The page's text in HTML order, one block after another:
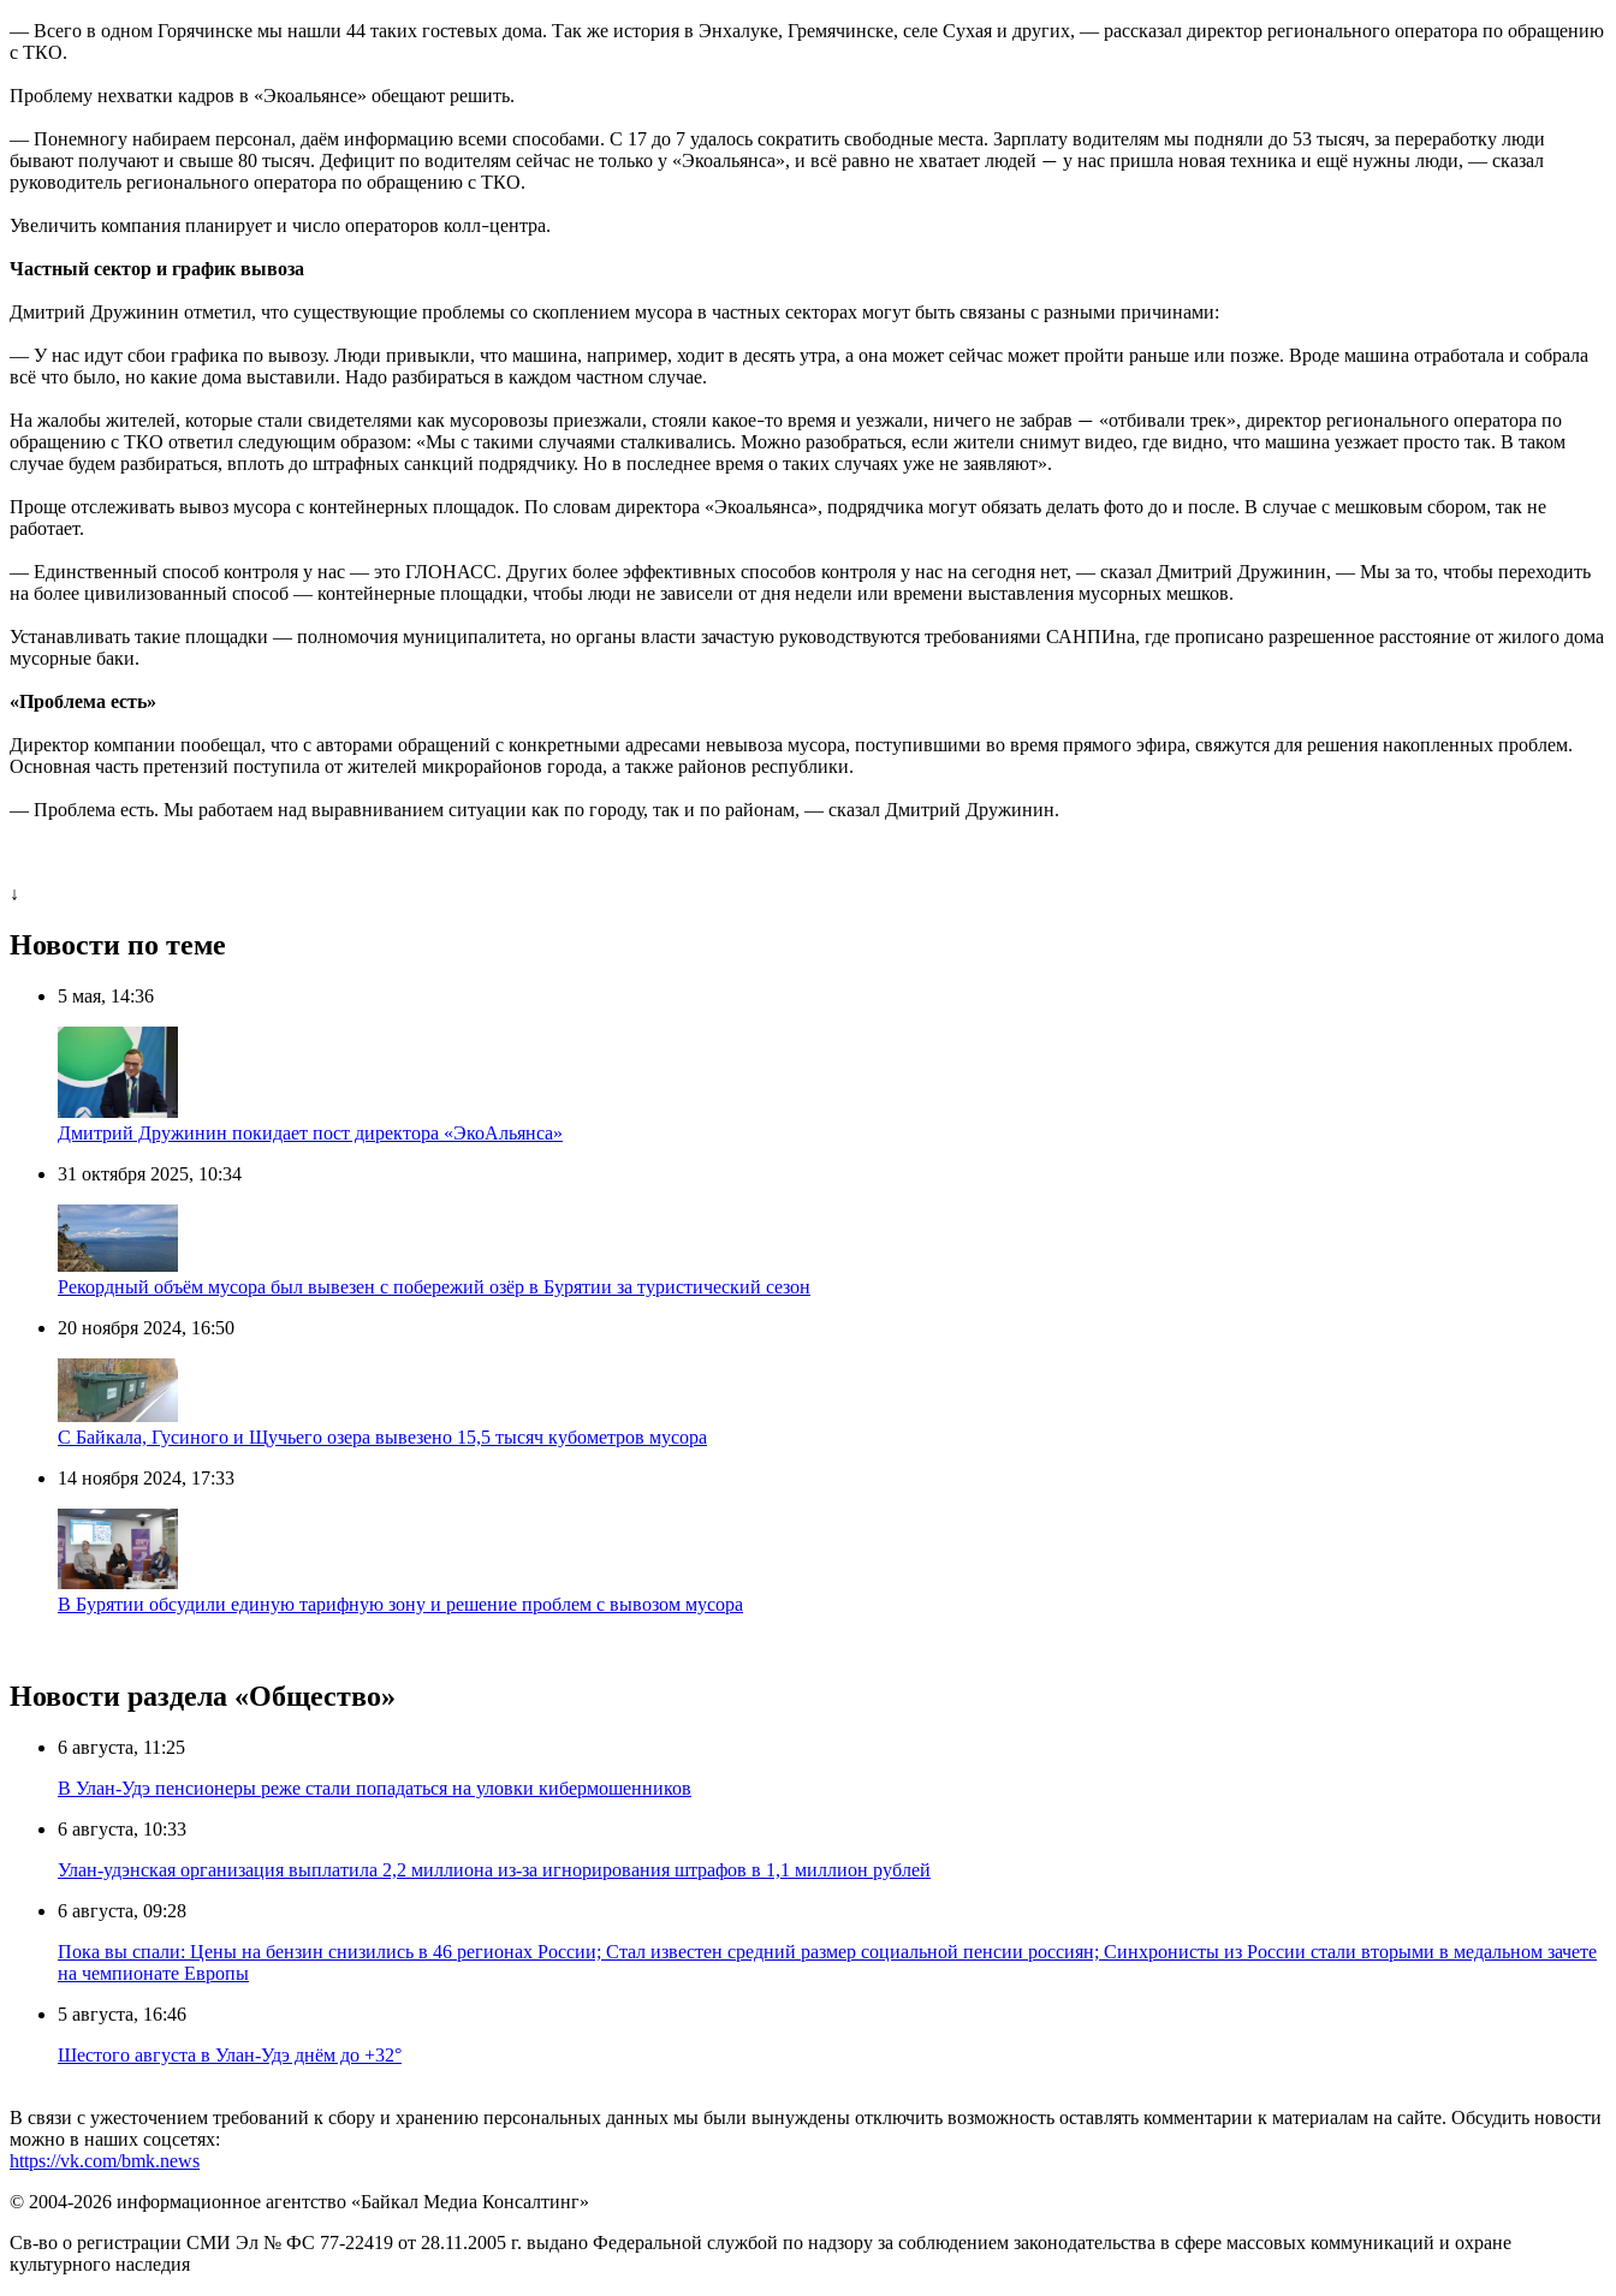
— Всего в одном Горячинске мы нашли 44 таких гостевых дома. Так же история в Энхалуке, Гремячинске, селе Сухая и других, — рассказал директор регионального оператора по обращению
с ТКО.
Проблему нехватки кадров в «Экоальянсе» обещают решить.
— Понемногу набираем персонал, даём информацию всеми способами. С 17 до 7 удалось сократить свободные места. Зарплату водителям мы подняли до 53 тысяч, за переработку люди
бывают получают и свыше 80 тысяч. Дефицит по водителям сейчас не только у «Экоальянса», и всё равно не хватает людей — у нас пришла новая техника и ещё нужны люди, — сказал
руководитель регионального оператора по обращению с ТКО.
Увеличить компания планирует и число операторов колл–центра.
Частный сектор и график вывоза
Дмитрий Дружинин отметил, что существующие проблемы со скоплением мусора в частных секторах могут быть связаны с разными причинами:
— У нас идут сбои графика по вывозу. Люди привыкли, что машина, например, ходит в десять утра, а она может сейчас может пройти раньше или позже. Вроде машина отработала и собрала
всё что было, но какие дома выставили. Надо разбираться в каждом частном случае.
На жалобы жителей, которые стали свидетелями как мусоровозы приезжали, стояли какое–то время и уезжали, ничего не забрав — «отбивали трек», директор регионального оператора по
обращению с ТКО ответил следующим образом: «Мы с такими случаями сталкивались. Можно разобраться, если жители снимут видео, где видно, что машина уезжает просто так. В таком
случае будем разбираться, вплоть до штрафных санкций подрядчику. Но в последнее время о таких случаях уже не заявляют».
Проще отслеживать вывоз мусора с контейнерных площадок. По словам директора «Экоальянса», подрядчика могут обязать делать фото до и после. В случае с мешковым сбором, так не
работает.
— Единственный способ контроля у нас — это ГЛОНАСС. Других более эффективных способов контроля у нас на сегодня нет, — сказал Дмитрий Дружинин, — Мы за то, чтобы переходить
на более цивилизованный способ — контейнерные площадки, чтобы люди не зависели от дня недели или времени выставления мусорных мешков.
Устанавливать такие площадки — полномочия муниципалитета, но органы власти зачастую руководствуются требованиями САНПИна, где прописано разрешенное расстояние от жилого дома
мусорные баки.
«Проблема есть»
Директор компании пообещал, что с авторами обращений с конкретными адресами невывоза мусора, поступившими во время прямого эфира, свяжутся для решения накопленных проблем.
Основная часть претензий поступила от жителей микрорайонов города, а также районов республики.
— Проблема есть. Мы работаем над выравниванием ситуации как по городу, так и по районам, — сказал Дмитрий Дружинин.
↓
Новости по теме
5 мая, 14:36
Дмитрий Дружинин покидает пост директора «ЭкоАльянса»
31 октября 2025, 10:34
Рекордный объём мусора был вывезен с побережий озёр в Бурятии за туристический сезон
20 ноября 2024, 16:50
С Байкала, Гусиного и Щучьего озера вывезено 15,5 тысяч кубометров мусора
14 ноября 2024, 17:33
В Бурятии обсудили единую тарифную зону и решение проблем с вывозом мусора
Новости раздела «Общество»
6 августа, 11:25
В Улан-Удэ пенсионеры реже стали попадаться на уловки кибермошенников
6 августа, 10:33
Улан-удэнская организация выплатила 2,2 миллиона из-за игнорирования штрафов в 1,1 миллион рублей
6 августа, 09:28
Пока вы спали: Цены на бензин снизились в 46 регионах России; Стал известен средний размер социальной пенсии россиян; Синхронисты из России стали вторыми в медальном зачете
на чемпионате Европы
5 августа, 16:46
Шестого августа в Улан-Удэ днём до +32°
В связи с ужесточением требований к сбору и хранению персональных данных мы были вынуждены отключить возможность оставлять комментарии к материалам на сайте. Обсудить новости
можно в наших соцсетях:
https://vk.com/bmk.news
© 2004-2026 информационное агентство «Байкал Медиа Консалтинг»
Св-во о регистрации СМИ Эл № ФС 77-22419 от 28.11.2005 г. выдано Федеральной службой по надзору за соблюдением законодательства в сфере массовых коммуникаций и охране
культурного наследия